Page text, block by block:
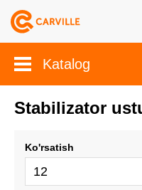
Katalog
Stabilizator
Ko'rsatish